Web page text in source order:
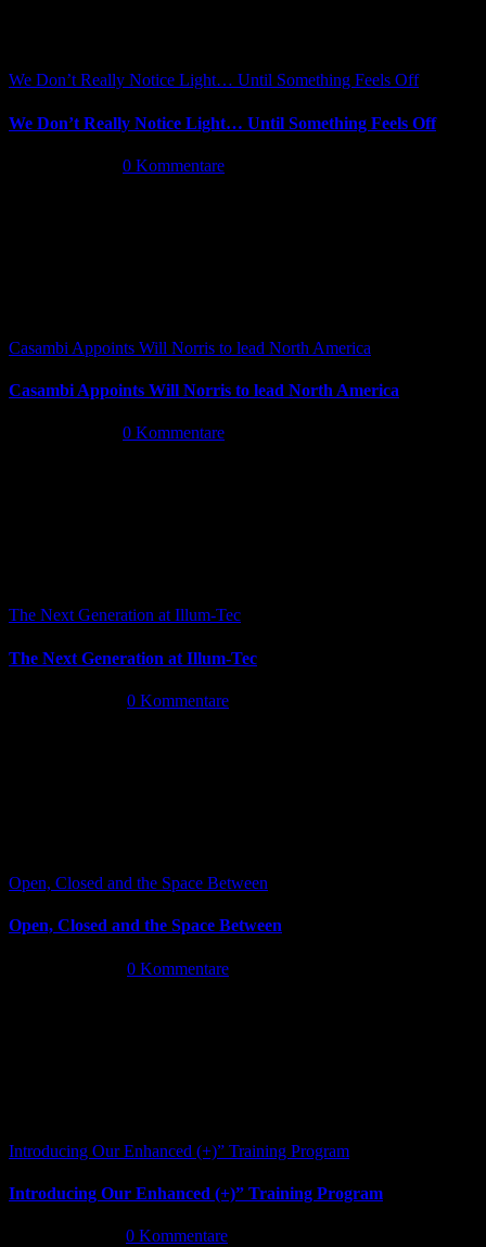
We Don’t Really Notice Light… Until Something Feels Off
We Don’t Really Notice Light… Until Something Feels Off
0 Kommentare
Casambi Appoints Will Norris to lead North America
Casambi Appoints Will Norris to lead North America
0 Kommentare
The Next Generation at Illum-Tec
The Next Generation at Illum-Tec
0 Kommentare
Open, Closed and the Space Between
Open, Closed and the Space Between
0 Kommentare
Introducing Our Enhanced (+)” Training Program
Introducing Our Enhanced (+)” Training Program
0 Kommentare